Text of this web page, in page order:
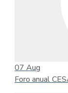
07 Aug
Foro anual